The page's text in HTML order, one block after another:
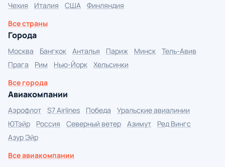
Чехия
Италия США
Финляндия
Все страны
Города
Москва Бангкок Анталья Париж Минск
Тель-Авив
Прага
Рим Нью-Йорк
Хельсинки
Все города
Авиакомпании
Аэрофлот S7 Airlines Победа
Уральские авиалинии
ЮТэйр
Россия Северный ветер Азимут
Ред Вингс
Азур Эйр
Все авиакомпании